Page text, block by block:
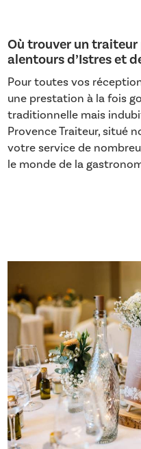
Où trouver un traiteur
alentours d’Istres et
Pour toutes vos
une prestation à la fois
traditionnelle mais
Provence Traiteur, situé
votre service de
le monde de la